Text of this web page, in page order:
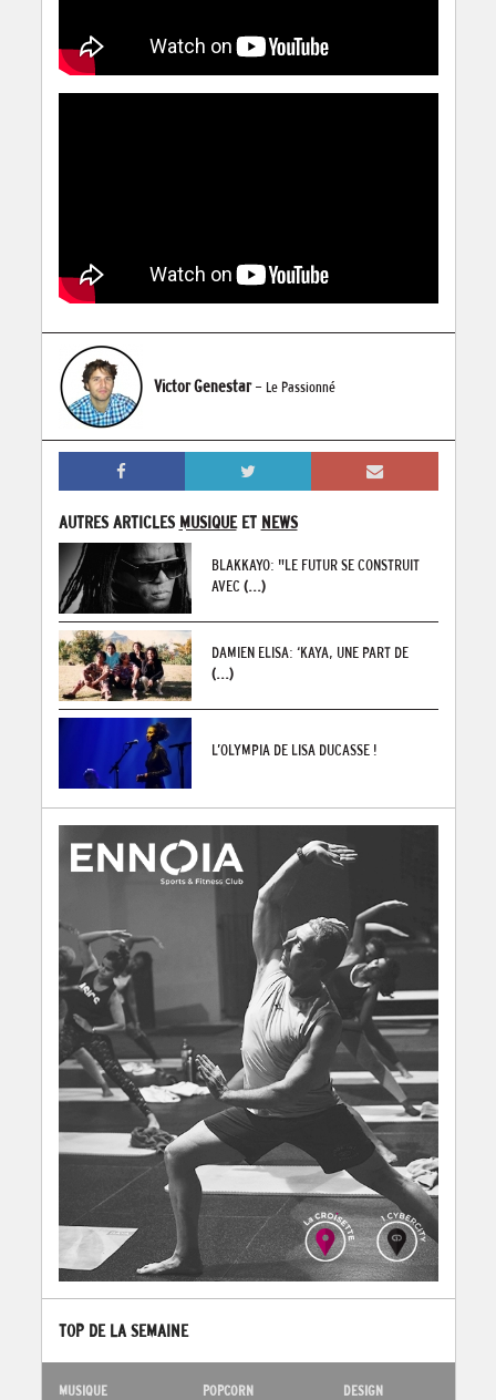
Victor Genestar - Le Passionné
AUTRES ARTICLES MUSIQUEET NEWS
BLAKKAYO: "LE FUTUR SE CONSTRUIT
AVEC (...)
DAMIEN ELISA: ‘KAYA, UNE PART DE
(...)
L’OLYMPIA DE LISA DUCASSE !
TOP DE LA SEMAINE
MUSIQUE POPCORN DESIGN